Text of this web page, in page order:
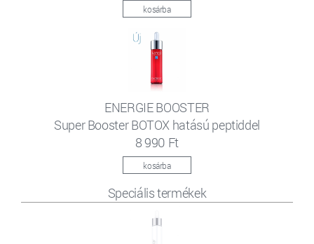
kosárba
ENERGIE BOOSTER
Super Booster BOTOX hatású peptiddel
8 990 Ft
kosárba
Speciális termékek